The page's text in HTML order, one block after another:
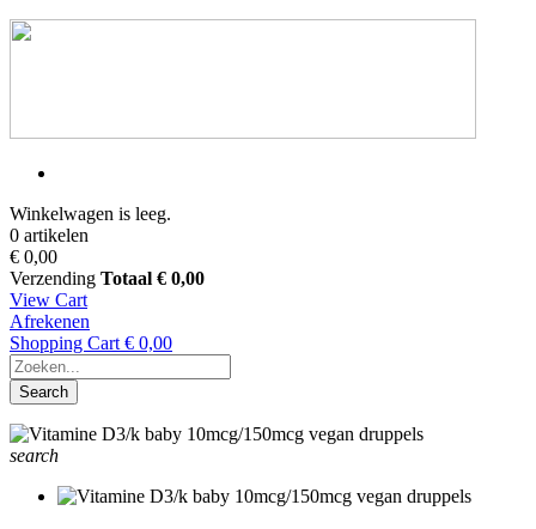
Winkelwagen is leeg.
0 artikelen
€ 0,00
Verzending Totaal € 0,00
View Cart
Afrekenen
Shopping Cart € 0,00
Search
search